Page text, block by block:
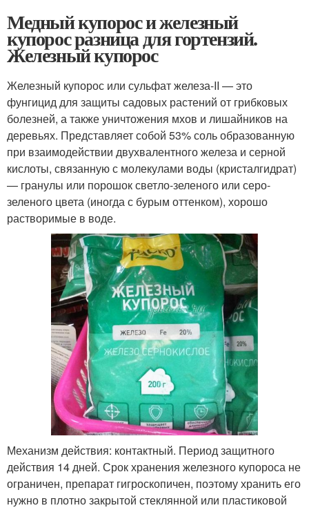
Медный купорос и железный
купорос разница для гортензий.
Железный купорос
Железный купорос или сульфат железа-II — это
фунгицид для защиты садовых растений от грибковых
болезней, а также уничтожения мхов и лишайников на
деревьях. Представляет собой 53% соль образованную
при взаимодействии двухвалентного железа и серной
кислоты, связанную с молекулами воды (кристалгидрат)
— гранулы или порошок светло-зеленого или серо-
зеленого цвета (иногда с бурым оттенком), хорошо
растворимые в воде.
Механизм действия: контактный. Период защитного
действия 14 дней. Срок хранения железного купороса не
ограничен, препарат гигроскопичен, поэтому хранить его
нужно в плотно закрытой стеклянной или пластиковой